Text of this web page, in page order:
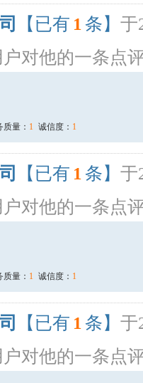
【已有 1 条】 于
户对他的一条点
质量： 1 诚信度： 1
【已有 1 条】 于
户对他的一条点
质量： 1 诚信度： 1
【已有 1 条】 于
户对他的一条点